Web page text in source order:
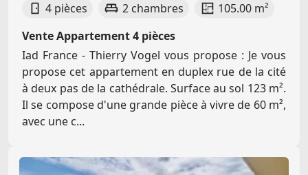
4 pièces 2 chambres
105.00 m²
Vente Appartement 4 pièces
Iad France - Thierry Vogel vous propose : Je vous
propose cet appartement en duplex rue de la cité
à deux pas de la cathédrale. Surface au sol 123 m².
Il se compose d'une grande pièce à vivre de 60 m²,
avec une c...